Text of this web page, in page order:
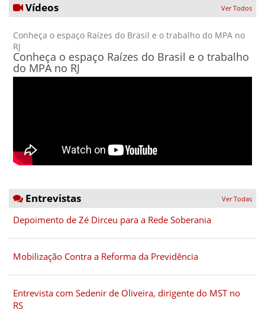
Vídeos Ver Todos
Conheça o espaço Raízes do Brasil e o trabalho do MPA no
RJ
Conheça o espaço Raízes do Brasil e o trabalho
do MPA no RJ
Entrevistas Ver Todas
Depoimento de Zé Dirceu para a Rede Soberania
Mobilização Contra a Reforma da Previdência
Entrevista com Sedenir de Oliveira, dirigente do MST no
RS